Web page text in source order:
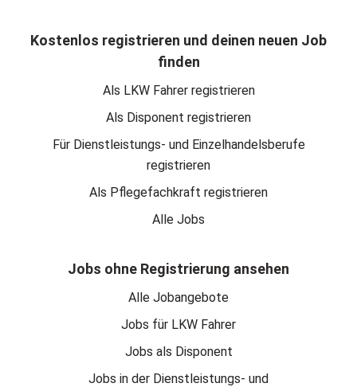
Kostenlos registrieren und deinen neuen Job
finden
Als LKW Fahrer registrieren
Als Disponent registrieren
Für Dienstleistungs- und Einzelhandelsberufe
registrieren
Als Pflegefachkraft registrieren
Alle Jobs
Jobs ohne Registrierung ansehen
Alle Jobangebote
Jobs für LKW Fahrer
Jobs als Disponent
Jobs in der Dienstleistungs- und